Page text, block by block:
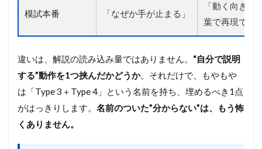
模試本番 「なぜか手が止まる」
「動く向きで
葉で再現でき
違いは、解説の読み込み量ではありません。 “自分で説明
する”動作を1つ挟んだかどうか。それだけで、もやもや
は「Type 3＋Type 4」という名前を持ち、埋めるべき1点
がはっきりします。 名前のついた”分からない”は、もう怖
くありません。